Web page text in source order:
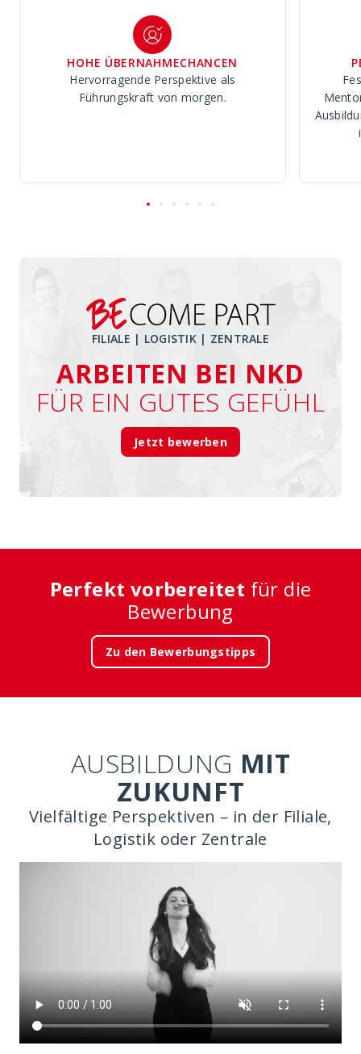
HOHE ÜBERNAHMECHANCEN
Hervorragende Perspektive als
Führungskraft von morgen.
FILIALE | LOGISTIK | ZENTRALE
ARBEITEN BEI NKD
FÜR EIN GUTES GEFÜHL
Jetzt bewerben
Perfekt vorbereitet für die
Bewerbung
Zu den Bewerbungstipps
AUSBILDUNG MIT
ZUKUNFT
Vielfältige Perspektiven – in der Filiale,
Logistik oder Zentrale